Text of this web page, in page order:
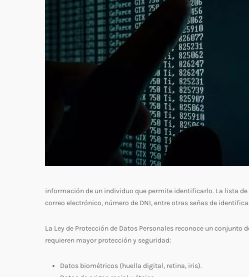
información de un individuo que permite identificarlo. La lista
correo electrónico, número de DNI, entre otras señas de
La Ley de Protección de Datos Personales reconoce un conjunto
requieren mayor protección y seguridad:
Datos biométricos (huella digital, retina, iris).